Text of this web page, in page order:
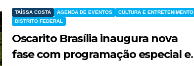
TAÍSSA COSTA AGENDA DE EVENTOS
CULTURA E ENTRETENIMENTO
DISTRITO FEDERAL
Oscarito Brasília inaugura nova
fase com programação especial e